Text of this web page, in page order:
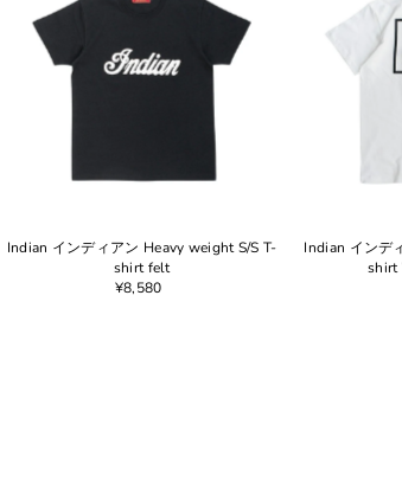
Indian インディアン Heavy weight S/S T-
shirt felt
¥8,580
Indian インデ
shirt